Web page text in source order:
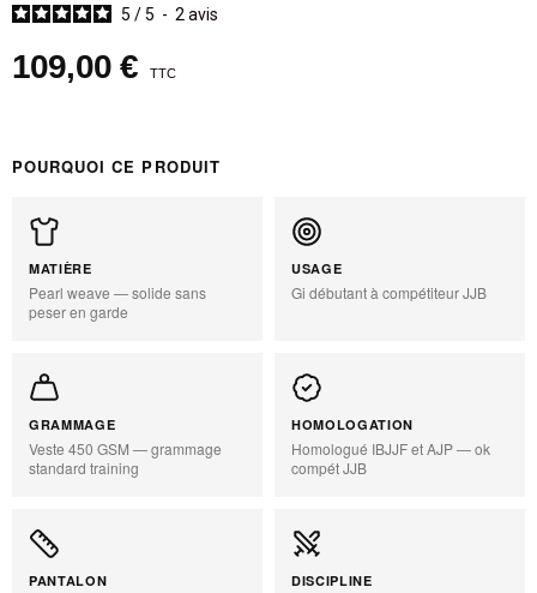
5 /5 - 2 avis
109,00 € TTC
POURQUOI CE PRODUIT
MATIÈRE
Pearl weave — solide sans
peser en garde
USAGE
Gi débutant à compétiteur JJB
GRAMMAGE
Veste 450 GSM — grammage
standard training
HOMOLOGATION
Homologué IBJJF et AJP — ok
compét JJB
PANTALON DISCIPLINE